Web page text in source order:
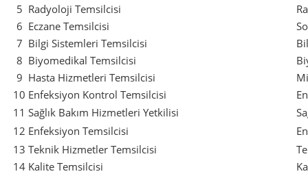
5 Radyoloji Temsilcisi
6 Eczane Temsilcisi
7 Bilgi Sistemleri Temsilcisi
8 Biyomedikal Temsilcisi
9 Hasta Hizmetleri Temsilcisi
10 Enfeksiyon Kontrol Temsilcisi
11 Sağlık Bakım Hizmetleri Yetkilisi
12 Enfeksiyon Temsilcisi
13 Teknik Hizmetler Temsilcisi
14 Kalite Temsilcisi